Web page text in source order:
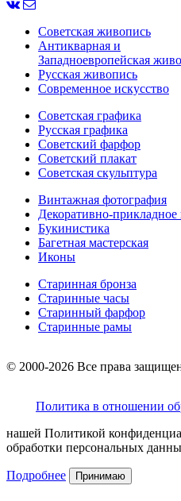
Советская живопись
Антикварная и
Западноевропейская
Русская живопись
Современное искусство
Советская графика
Русская графика
Советский фарфор
Советский плакат
Советская скульптура
Винтажная фотография
Декоративно-прикладное
Букинистика
Багетная мастерская
Иконы
Старинная бронза
Старинные часы
Старинный фарфор
Старинные рамы
© 2000-2026 Все права
Политика в отношении
нашей Политикой
обработки персональных
Подробнее Принимаю